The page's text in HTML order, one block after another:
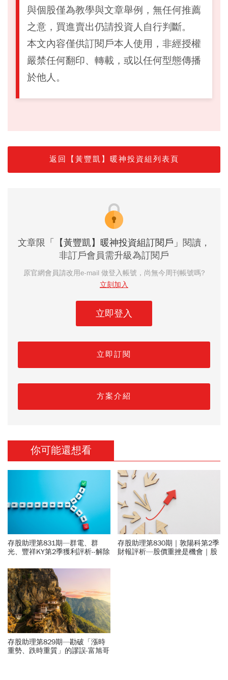
與個股僅為教學與文章舉例，無任何推薦
之意，買進賣出仍請投資人自行判斷。
本文內容僅供訂閱戶本人使用，非經授權
嚴禁任何翻印、轉載，或以任何型態傳播
於他人。
返回【黃豐凱】暖神投資組列表頁
文章限 「【黃豐凱】暖神投資組訂閱戶」 閱讀，
非訂戶會員需升級為訂閱戶
原官網會員請改用e-mail 做登入帳號，尚無今周刊帳號嗎?
立刻加入
立即登入
立即訂閱
方案介紹
你可能還想看
存股助理第831期—群電、群
光、豐祥KY第2季獲利評析--解除
存股助理第830期｜敦陽科第2季
財報評析—股價重挫是機會｜股
存股助理第829期—勘破「漲時
重勢、跌時重質」的謬誤-富旭哥